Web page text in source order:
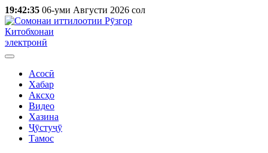
19:42:35 06-уми Августи 2026 сол
Китобхонаи
электронӣ
Асосӣ
Хабар
Аксҳо
Видео
Хазина
Ҷӯстуҷӯ
Тамос